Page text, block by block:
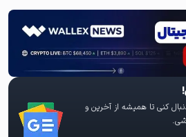
کنی تا همیشه از آخرین و